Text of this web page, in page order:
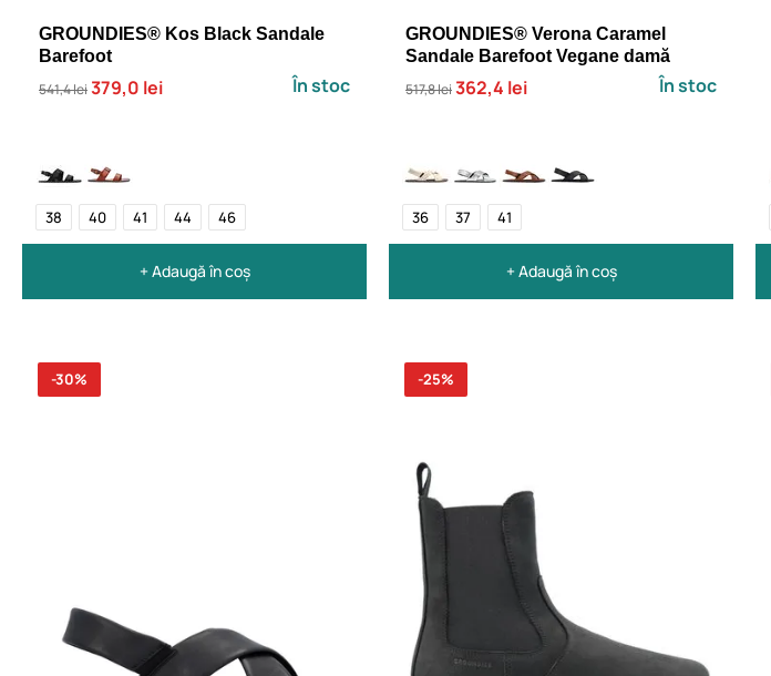
GROUNDIES® Kos Black Sandale
Barefoot
541,4 lei379,0 lei În stoc
38 40 41 44 46
+ Adaugă în coș
GROUNDIES® Verona Caramel
Sandale Barefoot Vegane damă
517,8 lei362,4 lei În stoc
36 37 41
+ Adaugă în coș
-30% -25%